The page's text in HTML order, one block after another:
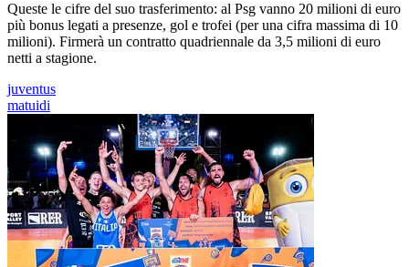
Queste le cifre del suo trasferimento: al Psg vanno 20 milioni di euro
più bonus legati a presenze, gol e trofei (per una cifra massima di 10
milioni). Firmerà un contratto quadriennale da 3,5 milioni di euro
netti a stagione.
juventus
matuidi